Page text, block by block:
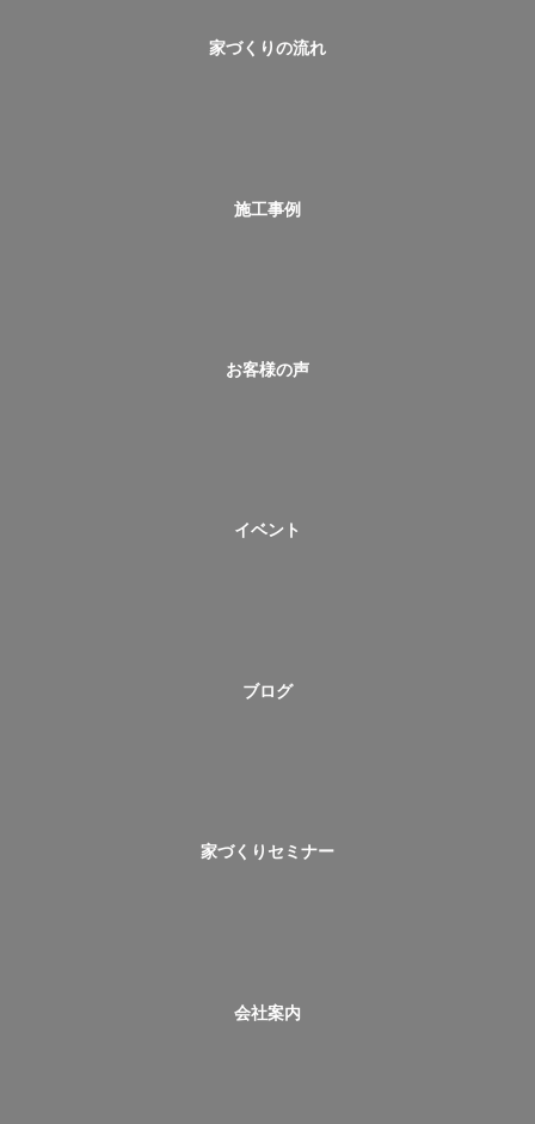
家づくりの流れ
施工事例
お客様の声
イベント
ブログ
家づくりセミナー
会社案内